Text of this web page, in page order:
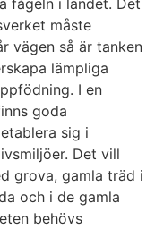
fågeln i landet. Det
måste
vägen så är tanken
lämpliga
I en
goda
sig i
Det vill
grova, gamla träd i
och i de gamla
behövs